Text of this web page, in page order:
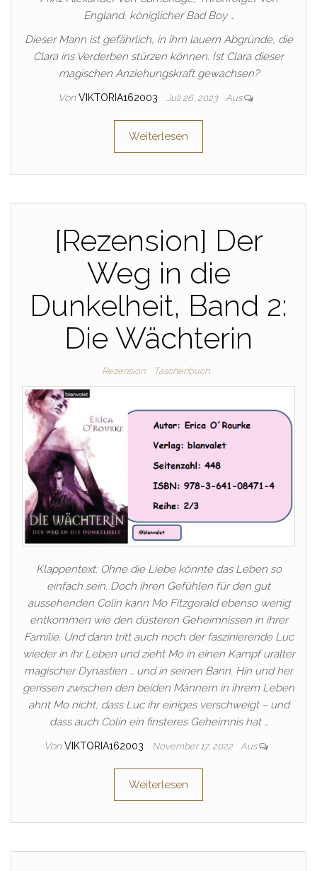
England, königlicher Bad Boy …
Dieser Mann ist gefährlich, in ihm lauern Abgründe, die
Clara ins Verderben stürzen können. Ist Clara dieser
magischen Anziehungskraft gewachsen?
Von VIKTORIA162003 Juli 26, 2023 Aus
Weiterlesen
[Rezension] Der
Weg in die
Dunkelheit, Band 2:
Die Wächterin
Rezension Taschenbuch
Klappentext: Ohne die Liebe könnte das Leben so
einfach sein. Doch ihren Gefühlen für den gut
aussehenden Colin kann Mo Fitzgerald ebenso wenig
entkommen wie den düsteren Geheimnissen in ihrer
Familie. Und dann tritt auch noch der faszinierende Luc
wieder in ihr Leben und zieht Mo in einen Kampf uralter
magischer Dynastien … und in seinen Bann. Hin und her
gerissen zwischen den beiden Männern in ihrem Leben
ahnt Mo nicht, dass Luc ihr einiges verschweigt – und
dass auch Colin ein finsteres Geheimnis hat …
Von VIKTORIA162003 November 17, 2022 Aus
Weiterlesen